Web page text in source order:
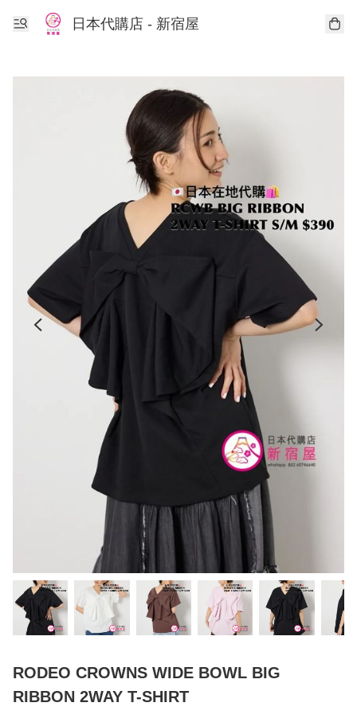
日本代購店 - 新宿屋
RODEO CROWNS WIDE BOWL BIG
RIBBON 2WAY T-SHIRT